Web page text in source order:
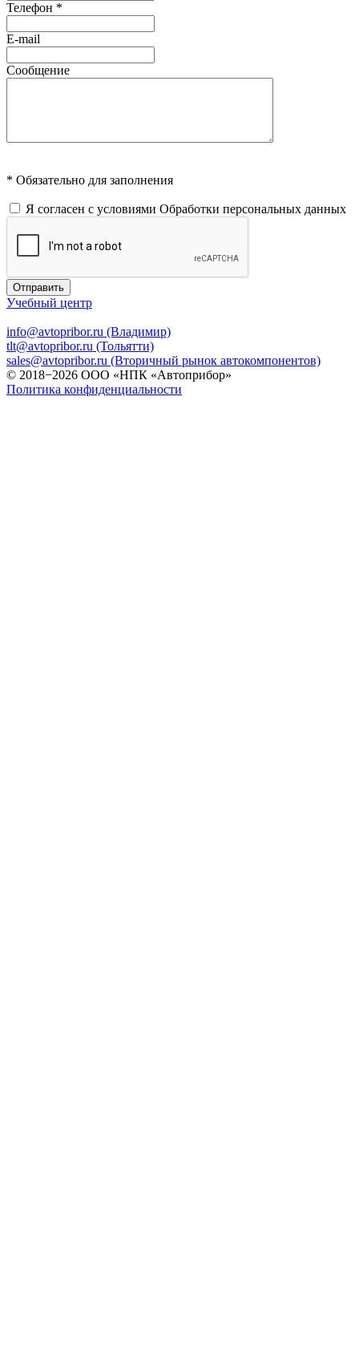
Телефон *
E-mail
Сообщение
* Обязательно для заполнения
Я согласен с условиями Обработки персональных данных
Отправить
Учебный центр
info@avtopribor.ru (Владимир)
tlt@avtopribor.ru (Тольятти)
sales@avtopribor.ru (Вторичный рынок автокомпонентов)
© 2018−2026 ООО «НПК «Автоприбор»
Политика конфиденциальности